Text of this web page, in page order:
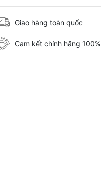
Giao hàng toàn quốc
Cam kết chính hãng 100%